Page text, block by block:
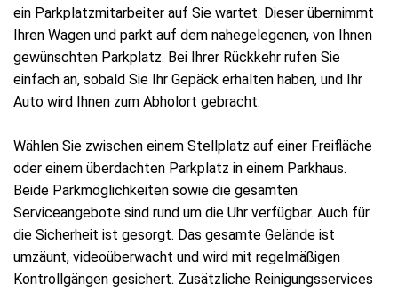
ein Parkplatzmitarbeiter auf Sie wartet. Dieser übernimmt
Ihren Wagen und parkt auf dem nahegelegenen, von Ihnen
gewünschten Parkplatz. Bei Ihrer Rückkehr rufen Sie
einfach an, sobald Sie Ihr Gepäck erhalten haben, und Ihr
Auto wird Ihnen zum Abholort gebracht.
Wählen Sie zwischen einem Stellplatz auf einer Freifläche
oder einem überdachten Parkplatz in einem Parkhaus.
Beide Parkmöglichkeiten sowie die gesamten
Serviceangebote sind rund um die Uhr verfügbar. Auch für
die Sicherheit ist gesorgt. Das gesamte Gelände ist
umzäunt, videoüberwacht und wird mit regelmäßigen
Kontrollgängen gesichert. Zusätzliche Reinigungsservices